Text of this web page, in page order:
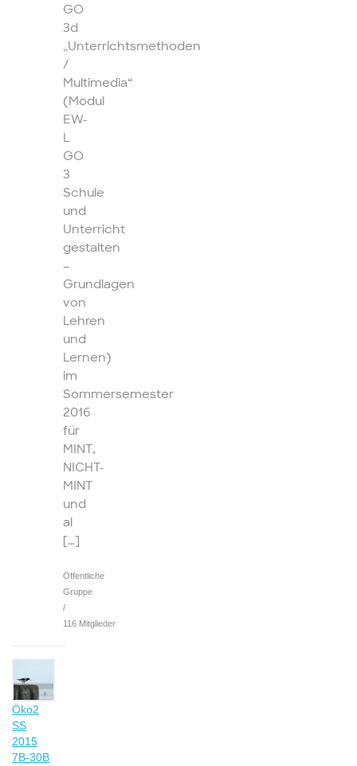
GO
3d
„Unterrichtsmethoden
/
Multimedia“
(Modul
EW-
L
GO
3
Schule
und
Unterricht
gestalten
–
Grundlagen
von
Lehren
und
Lernen)
im
Sommersemester
2016
für
MINT,
NICHT-
MINT
und
al
[…]
Öffentliche
Gruppe
/
116 Mitglieder
Öko2
SS
2015
7B-30B